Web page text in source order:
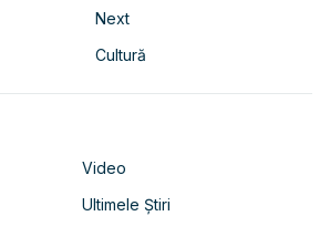
Next
Cultură
Video
Ultimele Știri